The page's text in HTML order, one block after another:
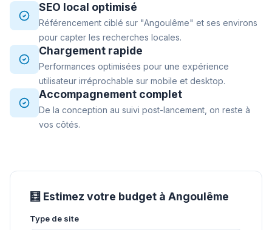
SEO local optimisé
Référencement ciblé sur "Angoulême" et ses environs
pour capter les recherches locales.
Chargement rapide
Performances optimisées pour une expérience
utilisateur irréprochable sur mobile et desktop.
Accompagnement complet
De la conception au suivi post-lancement, on reste à
vos côtés.
🧮 Estimez votre budget à Angoulême
Type de site